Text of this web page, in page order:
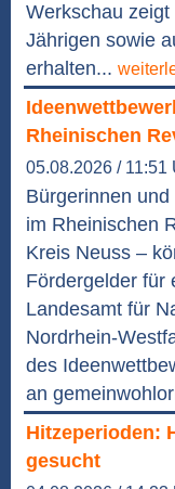
Werkschau
Jährigen sowie
erhalten...
Rheinischen
05.08.2026 / 11:51
Bürgerinnen
im Rheinischen
Kreis Neuss –
Fördergelder für
Landesamt für
Nordrhein-
des
an
Hitzeperioden:
gesucht